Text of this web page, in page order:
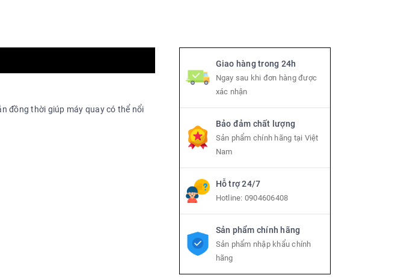
đồng thời giúp máy quay có thể nổi
Giao hàng trong 24h
Ngay sau khi đơn hàng được
xác nhận
Bảo đảm chất lượng
Sản phẩm chính hãng tại Việt
Nam
Hỗ trợ 24/7
Hotline: 0904606408
Sản phẩm chính hãng
Sản phẩm nhập khẩu chính
hãng